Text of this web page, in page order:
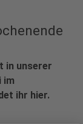
in unserer
im
ihr hier.